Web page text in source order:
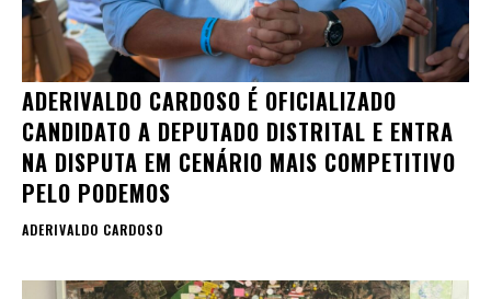
ADERIVALDO CARDOSO É OFICIALIZADO
CANDIDATO A DEPUTADO DISTRITAL E ENTRA
NA DISPUTA EM CENÁRIO MAIS COMPETITIVO
PELO PODEMOS
ADERIVALDO CARDOSO